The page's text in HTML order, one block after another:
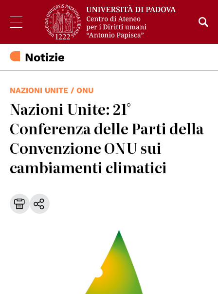
Notizie
NAZIONI UNITE / ONU
Nazioni Unite: 21°
Conferenza delle Parti della
Convenzione ONU sui
cambiamenti climatici